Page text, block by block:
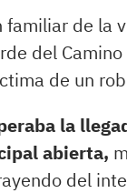
familiar de la
del
de un
la
abierta,
del